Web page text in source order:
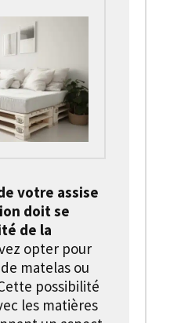
votre assise
doit se
de la
opter pour
matelas ou
possibilité
les matières